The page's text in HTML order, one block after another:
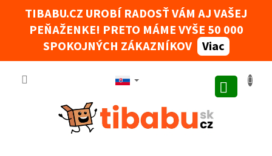
TIBABU.CZ UROBÍ RADOSŤ VÁM AJ VAŠEJ
PEŇAŽENKE! PRETO MÁME VYŠE 50 000
SPOKOJNÝCH ZÁKAZNÍKOV Viac
Tibabák - Váš AI rádce